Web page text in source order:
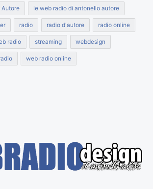
Autore le web radio di antonello autore
radio radio d'autore radio online
radio streaming webdesign
web radio online